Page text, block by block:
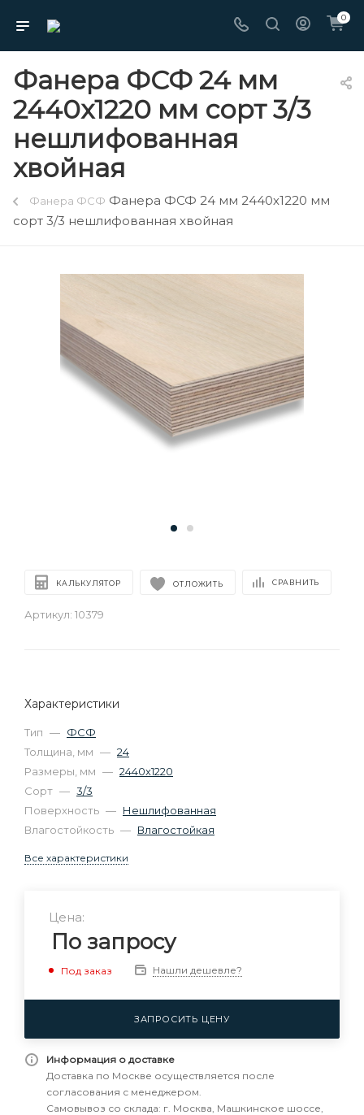
0
Фанера ФСФ 24 мм
2440х1220 мм сорт 3/3
нешлифованная
хвойная
Фанера ФСФ Фанера ФСФ 24 мм 2440х1220 мм
сорт 3/3 нешлифованная хвойная
КАЛЬКУЛЯТОР ОТЛОЖИТЬ СРАВНИТЬ
Артикул: 10379
Характеристики
Тип — ФСФ
Толщина, мм — 24
Размеры, мм — 2440х1220
Сорт — 3/3
Поверхность — Нешлифованная
Влагостойкость — Влагостойкая
Все характеристики
Цена:
По запросу
Под заказ Нашли дешевле?
ЗАПРОСИТЬ ЦЕНУ
Информация о доставке
Доставка по Москве осуществляется после
согласования с менеджером.
Самовывоз со склада: г. Москва, Машкинское шоссе,